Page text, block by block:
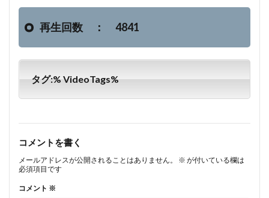
再生回数 ： 4841
タグ:% VideoTags%
コメントを書く
メールアドレスが公開されることはありません。 ※ が付いている欄は
必須項目です
コメント ※